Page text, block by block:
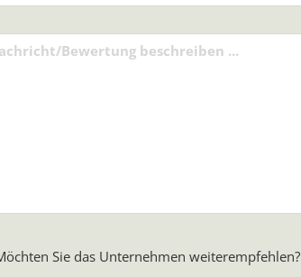
Sie das Unternehmen weiterempfehlen?